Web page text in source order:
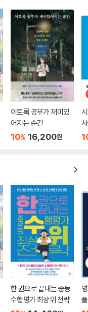
이토록 공부가 재미있
어지는 순간
10% 16,200원
한 권으로 끝내는 중등
수행평가 최상위 전략